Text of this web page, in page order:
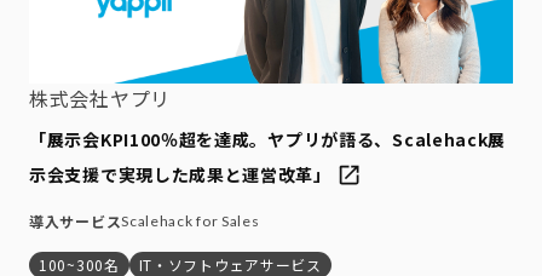
株式会社ヤプリ
「展示会KPI100％超を達成。ヤプリが語る、Scalehack展
示会支援で実現した成果と運営改革」
導入サービスScalehack for Sales
100~300名
IT・ソフトウェアサービス